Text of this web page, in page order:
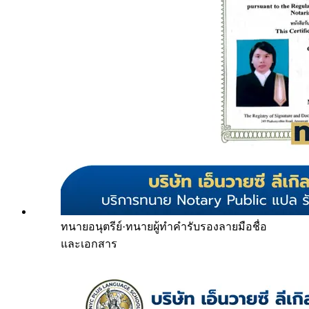
ทนายอนุตรีย์·ทนายผู้ทำคำรับรองลายมือชื่อ
และเอกสาร